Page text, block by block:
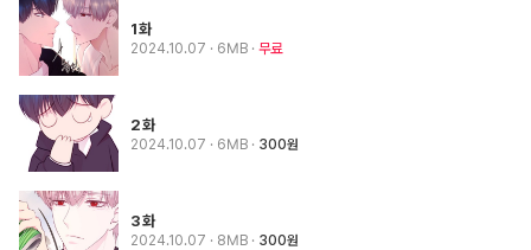
1화
2024.10.07 · 6MB 무료
2화
2024.10.07 · 6MB 300원
3화
2024.10.07 · 8MB 300원